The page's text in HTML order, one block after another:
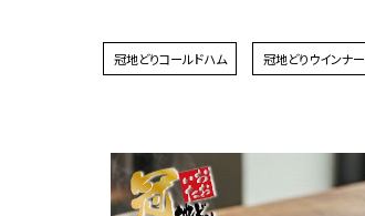
冠地どりコールドハム 冠地どりウインナー